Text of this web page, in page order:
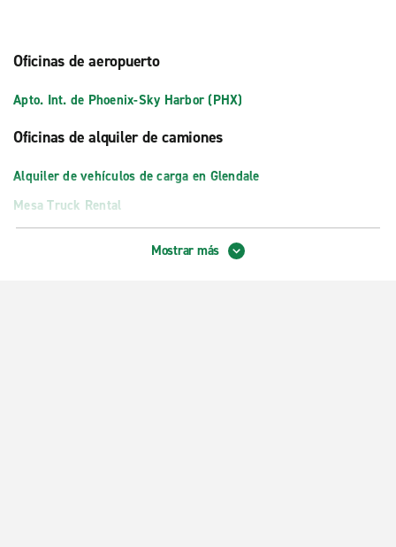
Oficinas de aeropuerto
Apto. Int. de Phoenix-Sky Harbor (PHX)
Oficinas de alquiler de camiones
Alquiler de vehículos de carga en Glendale
Mesa Truck Rental
Mostrar más